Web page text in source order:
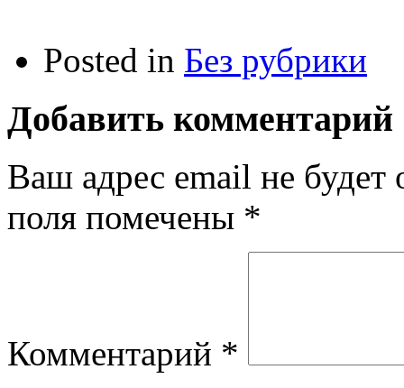
Posted in Без рубрики
Добавить комментарий
Ваш адрес email не будет
поля помечены *
Комментарий *